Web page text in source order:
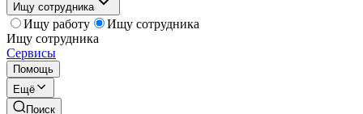
Ищу сотрудника
Ищу работу
Ищу сотрудника
Ищу сотрудника
Сервисы
Помощь
Ещё
Поиск